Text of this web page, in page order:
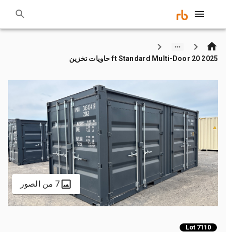
2025 20 ft Standard Multi-Door حاويات تخزين
7 من الصور
Lot 7110